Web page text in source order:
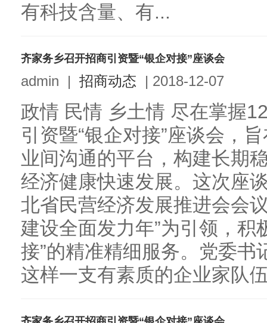
有科技含量、有...
齐家务乡召开招商引资暨“银企对接”座谈会
admin | 招商动态 | 2018-12-07
政情 民情 乡土情 尽在掌握
引资暨“银企对接”座谈会，
业间沟通的平台，构建长期
经济健康快速发展。这次座
北省民营经济发展推进会会
建设全面发力年”为引领，积
接”的精准精细服务。党委
这样一支有素质的企业家队